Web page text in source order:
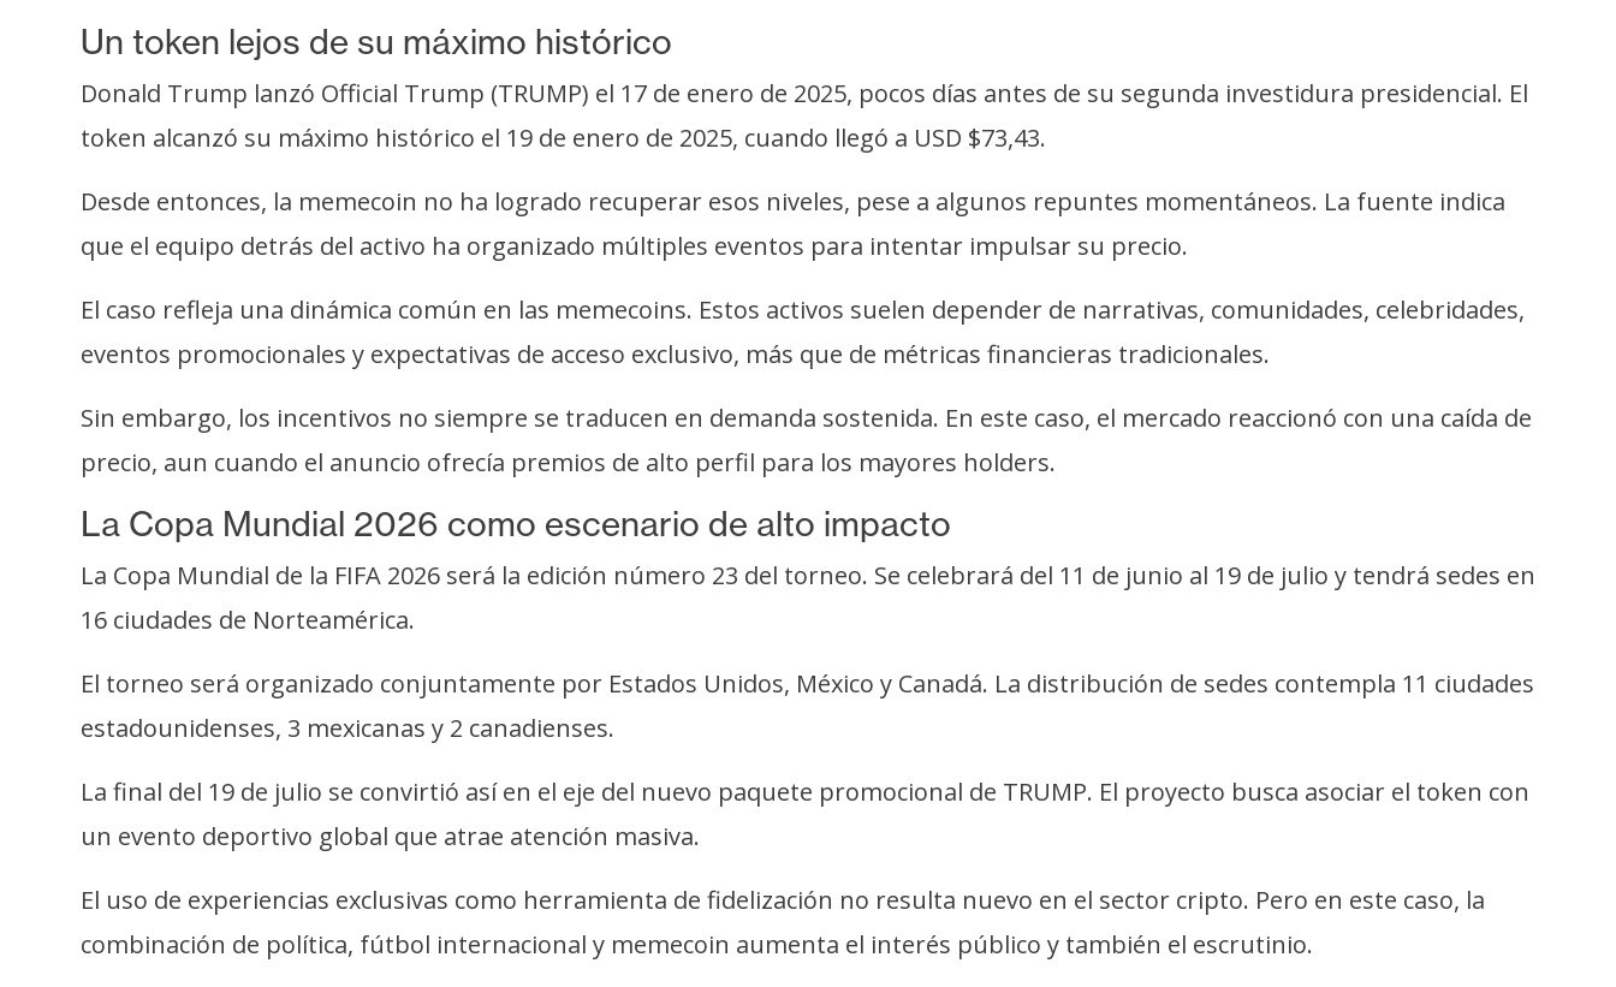
a
d
Un token lejos de su máximo histórico
Donald Trump lanzó Official Trump (TRUMP) el 17 de enero de 2025, pocos días antes de su segunda investidura presidencial. El
token alcanzó su máximo histórico el 19 de enero de 2025, cuando llegó a USD $73,43.
Desde entonces, la memecoin no ha logrado recuperar esos niveles, pese a algunos repuntes momentáneos. La fuente indica
que el equipo detrás del activo ha organizado múltiples eventos para intentar impulsar su precio.
El caso refleja una dinámica común en las memecoins. Estos activos suelen depender de narrativas, comunidades, celebridades,
eventos promocionales y expectativas de acceso exclusivo, más que de métricas financieras tradicionales.
Sin embargo, los incentivos no siempre se traducen en demanda sostenida. En este caso, el mercado reaccionó con una caída de
precio, aun cuando el anuncio ofrecía premios de alto perfil para los mayores holders.
La Copa Mundial 2026 como escenario de alto impacto
La Copa Mundial de la FIFA 2026 será la edición número 23 del torneo. Se celebrará del 11 de junio al 19 de julio y tendrá sedes en
16 ciudades de Norteamérica.
El torneo será organizado conjuntamente por Estados Unidos, México y Canadá. La distribución de sedes contempla 11 ciudades
estadounidenses, 3 mexicanas y 2 canadienses.
La final del 19 de julio se convirtió así en el eje del nuevo paquete promocional de TRUMP. El proyecto busca asociar el token con
un evento deportivo global que atrae atención masiva.
El uso de experiencias exclusivas como herramienta de fidelización no resulta nuevo en el sector cripto. Pero en este caso, la
combinación de política, fútbol internacional y memecoin aumenta el interés público y también el escrutinio.